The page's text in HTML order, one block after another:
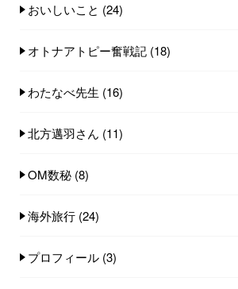
おいしいこと (24)
オトナアトピー奮戦記 (18)
わたなべ先生 (16)
北方邁羽さん (11)
OM数秘 (8)
海外旅行 (24)
プロフィール (3)